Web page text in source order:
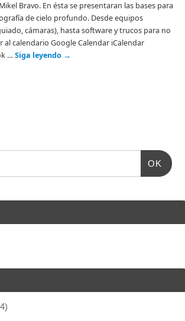
Bravo. En ésta se presentaran las bases para
de cielo profundo. Desde equipos
cámaras), hasta software y trucos para no
al calendario Google Calendar iCalendar
… Siga leyendo →
OK